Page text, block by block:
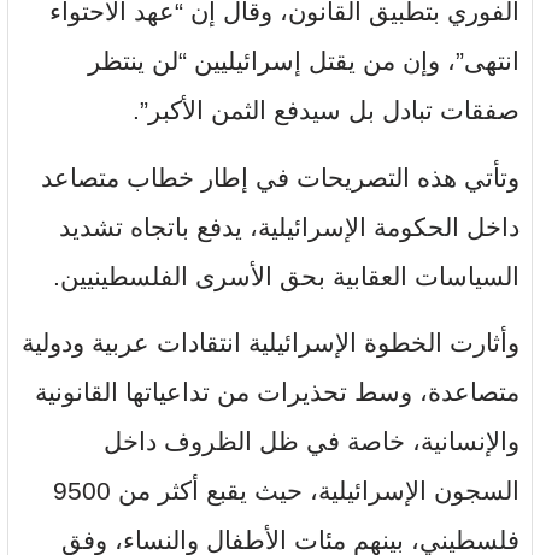
الفوري بتطبيق القانون، وقال إن “عهد الاحتواء
انتهى”، وإن من يقتل إسرائيليين “لن ينتظر
صفقات تبادل بل سيدفع الثمن الأكبر”.
وتأتي هذه التصريحات في إطار خطاب متصاعد
داخل الحكومة الإسرائيلية، يدفع باتجاه تشديد
السياسات العقابية بحق الأسرى الفلسطينيين.
وأثارت الخطوة الإسرائيلية انتقادات عربية ودولية
متصاعدة، وسط تحذيرات من تداعياتها القانونية
والإنسانية، خاصة في ظل الظروف داخل
السجون الإسرائيلية، حيث يقبع أكثر من 9500
فلسطيني، بينهم مئات الأطفال والنساء، وفق